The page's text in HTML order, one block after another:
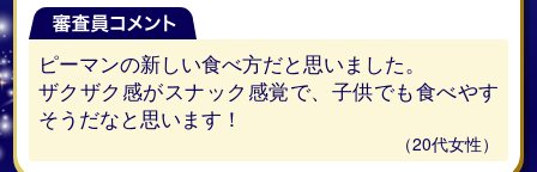
ピーマンの新しい食べ方だと思いました。
ザクザク感がスナック感覚で、子供でも食べやす
そうだなと思います！
（20代女性）